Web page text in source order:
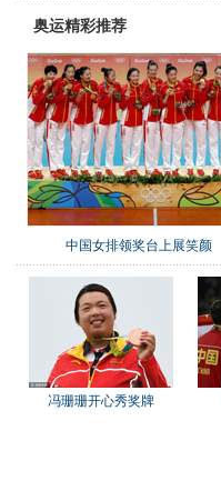
奥运精彩推荐
中国女排领奖台上展笑颜
冯珊珊开心秀奖牌